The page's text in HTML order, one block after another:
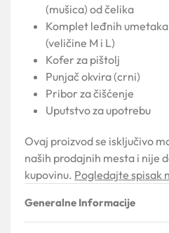
(mušica) od čelika
Komplet leđnih
(veličine M i L)
Kofer za pištolj
Punjač okvira (crni)
Pribor za čišćenje
Uputstvo za upotrebu
Ovaj proizvod se isključivo
naših prodajnih mesta i nije
kupovinu. Pogledajte spisak
Generalne Informacije